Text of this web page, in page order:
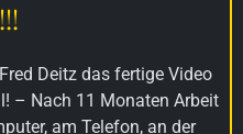
Deitz das fertige Video
– Nach 11 Monaten Arbeit
am Telefon, an der